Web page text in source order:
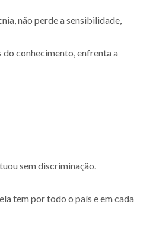
não perde a sensibilidade,
conhecimento, enfrenta a
sem discriminação.
tem por todo o país e em cada